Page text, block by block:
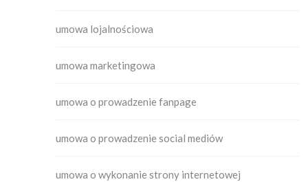
umowa lojalnościowa
umowa marketingowa
umowa o prowadzenie fanpage
umowa o prowadzenie social mediów
umowa o wykonanie strony internetowej